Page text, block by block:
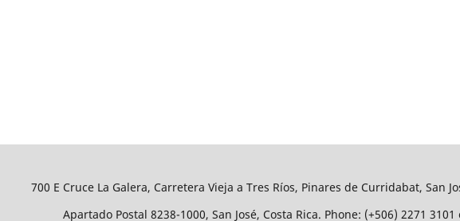
700 E Cruce La Galera, Carretera Vieja a Tres Ríos, Pinares de Curridabat, San
Apartado Postal 8238-1000, San José, Costa Rica. Phone: (+506) 2271 3101